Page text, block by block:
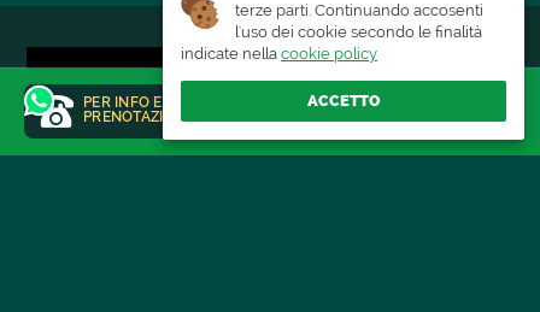
PER INFO E
PRENOTAZIONI
RAGGIUNGI IL LOCALE
terze parti. Continuando accosenti
l'uso dei cookie secondo le finalità
indicate nella cookie policy
ACCETTO